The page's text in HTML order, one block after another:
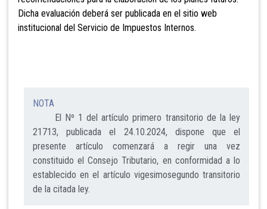
Dicha evaluación deberá ser publicada en el sitio web
institucional del Servicio de Impuestos Internos.
NOTA
El Nº 1 del artículo primero transitorio de la ley
21713, publicada el 24.10.2024, dispone que el
presente artículo comenzará a regir una vez
constituido el Consejo Tributario, en conformidad a lo
establecido en el artículo vigesimosegundo transitorio
de la citada ley.